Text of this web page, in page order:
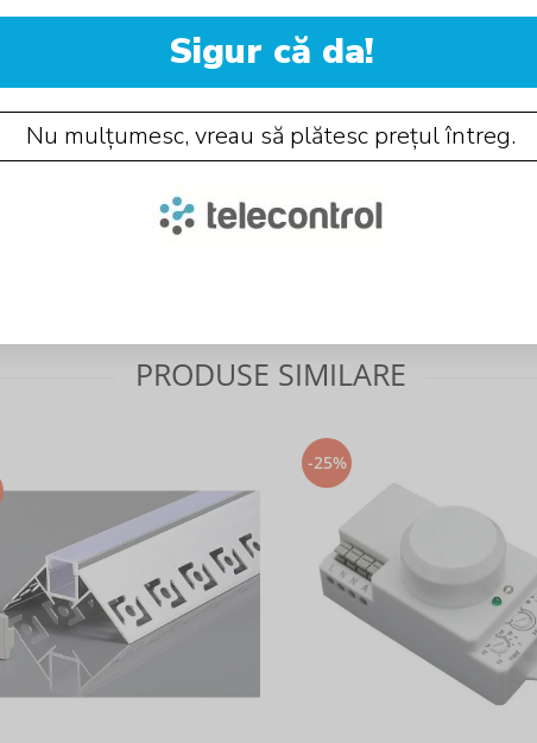
PRODUSE SIMILARE
-25%
Sigur că da!
Nu mulțumesc, vreau să plătesc prețul întreg.